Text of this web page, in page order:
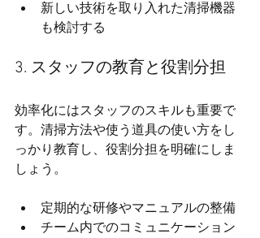
新しい技術を取り入れた清掃機器
も検討する
3. スタッフの教育と役割分担
効率化にはスタッフのスキルも重要で
す。清掃方法や使う道具の使い方をし
っかり教育し、役割分担を明確にしま
しょう。
定期的な研修やマニュアルの整備
チーム内でのコミュニケーション